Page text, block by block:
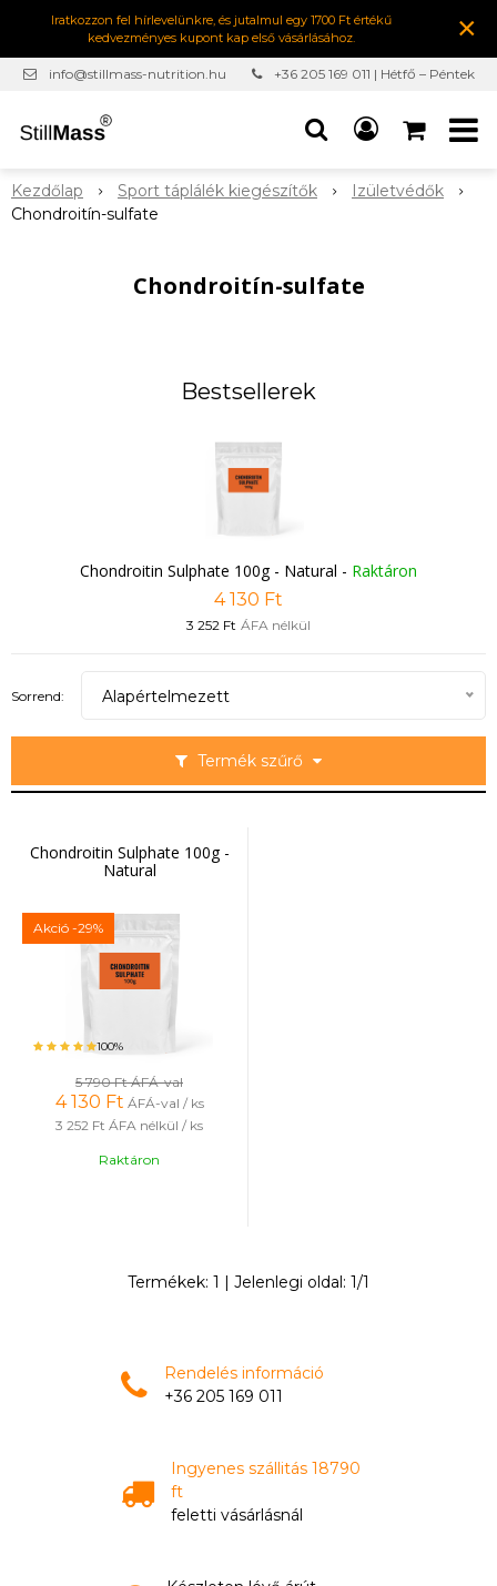
Iratkozzon fel hírlevelünkre, és jutalmul egy 1700 Ft értékű
kedvezményes kupont kap első vásárlásához.
×
info@stillmass-nutrition.hu
+36 205 169 011 | Hétfő – Péntek
Kezdőlap Sport táplálék kiegészítők
Izületvédők
Chondroitín-sulfate
Chondroitín-sulfate
Bestsellerek
Chondroitin Sulphate 100g - Natural - Raktáron
4 130 Ft
3 252 Ft ÁFA nélkül
Termék szűrő
Sorrend: Alapértelmezett
Chondroitin Sulphate 100g -
Natural
Akció -29%
100%
5 790 FtÁFÁ-val
4 130 Ft ÁFÁ-val / ks
3 252 Ft ÁFA nélkül / ks
Raktáron
Termékek: 1 | Jelenlegi oldal: 1/1
Rendelés információ
+36 205 169 011
Ingyenes szállitás 18790
ft
feletti vásárlásnál